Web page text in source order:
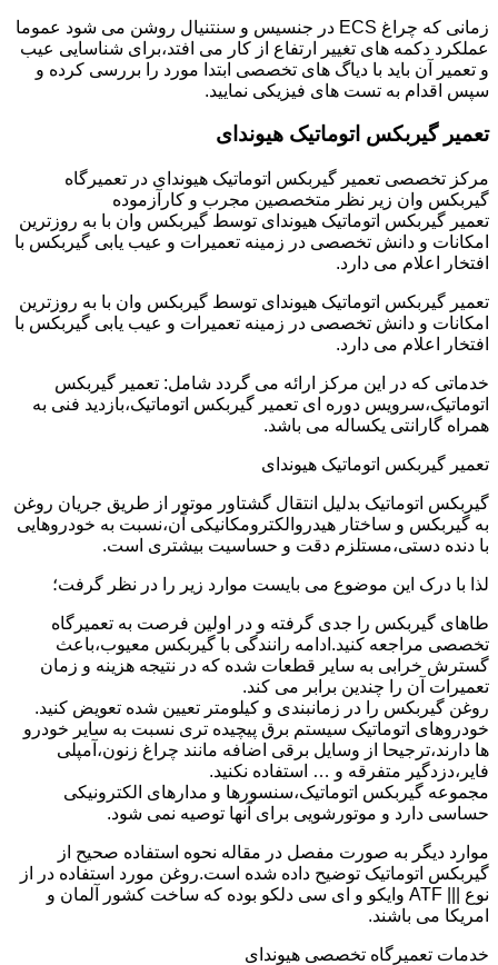
زمانی که چراغ ECS در جنسیس و سنتنیال روشن می شود عموما
عملکرد دکمه های تغییر ارتفاع از کار می افتد،برای شناسایی عیب
و تعمیر آن باید با دیاگ های تخصصی ابتدا مورد را بررسی کرده و
سپس اقدام به تست های فیزیکی نمایید.
تعمیر گیربکس اتوماتیک هیوندای
مرکز تخصصی تعمیر گیربکس اتوماتیک هیوندای در تعمیرگاه
گیربکس وان زیر نظر متخصصین مجرب و کارآزموده
تعمیر گیربکس اتوماتیک هیوندای توسط گیربکس وان با به روزترین
امکانات و دانش تخصصی در زمینه تعمیرات و عیب یابی گیربکس با
افتخار اعلام می دارد.
تعمیر گیربکس اتوماتیک هیوندای توسط گیربکس وان با به روزترین
امکانات و دانش تخصصی در زمینه تعمیرات و عیب یابی گیربکس با
افتخار اعلام می دارد.
خدماتی که در این مرکز ارائه می گردد شامل: تعمیر گیربکس
اتوماتیک،سرویس دوره ای تعمیر گیربکس اتوماتیک،بازدید فنی به
همراه گارانتی یکساله می باشد.
تعمیر گیربکس اتوماتیک هیوندای
گیربکس اتوماتیک بدلیل انتقال گشتاور موتور از طریق جریان روغن
به گیربکس و ساختار هیدروالکترومکانیکی آن،نسبت به خودروهایی
با دنده دستی،مستلزم دقت و حساسیت بیشتری است.
لذا با درک این موضوع می بایست موارد زیر را در نظر گرفت؛
طاهای گیربکس را جدی گرفته و در اولین فرصت به تعمیرگاه
تخصصی مراجعه کنید.ادامه رانندگی با گیربکس معیوب،باعث
گسترش خرابی به سایر قطعات شده که در نتیجه هزینه و زمان
تعمیرات آن را چندین برابر می کند.
روغن گیربکس را در زمانبندی و کیلومتر تعیین شده تعویض کنید.
خودروهای اتوماتیک سیستم برق پیچیده تری نسبت به سایر خودرو
ها دارند،ترجیحا از وسایل برقی اضافه مانند چراغ زنون،آمپلی
فایر،دزدگیر متفرقه و … استفاده نکنید.
مجموعه گیربکس اتوماتیک،سنسورها و مدارهای الکترونیکی
حساسی دارد و موتورشویی برای آنها توصیه نمی شود.
موارد دیگر به صورت مفصل در مقاله نحوه استفاده صحیح از
گیربکس اتوماتیک توضیح داده شده است.روغن مورد استفاده در از
نوع ||| ATF وایکو و ای سی دلکو بوده که ساخت کشور آلمان و
امریکا می باشند.
خدمات تعمیرگاه تخصصی هیوندای